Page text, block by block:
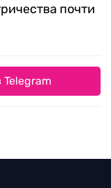
почти
Telegram